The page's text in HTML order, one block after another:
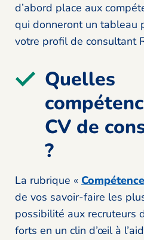
d’abord place aux
qui donneront un tableau
votre profil de consultant
Quelles
CV de
?
La rubrique «
de vos savoir-faire les
possibilité aux recruteurs
forts en un clin d’œil à